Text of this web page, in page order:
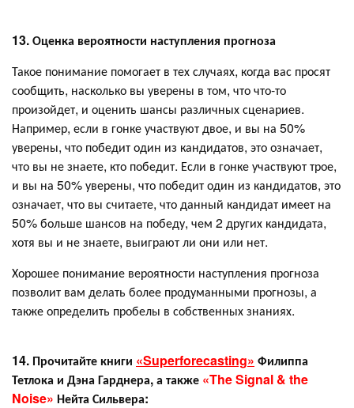
13. Оценка вероятности наступления прогноза
Такое понимание помогает в тех случаях, когда вас просят
сообщить, насколько вы уверены в том, что что-то
произойдет, и оценить шансы различных сценариев.
Например, если в гонке участвуют двое, и вы на 50%
уверены, что победит один из кандидатов, это означает,
что вы не знаете, кто победит. Если в гонке участвуют трое,
и вы на 50% уверены, что победит один из кандидатов, это
означает, что вы считаете, что данный кандидат имеет на
50% больше шансов на победу, чем 2 других кандидата,
хотя вы и не знаете, выиграют ли они или нет.
Хорошее понимание вероятности наступления прогноза
позволит вам делать более продуманными прогнозы, а
также определить пробелы в собственных знаниях.
14. Прочитайте книги «Superforecasting» Филиппа
Тетлока и Дэна Гарднера, а также «The Signal & the
Noise» Нейта Сильвера: